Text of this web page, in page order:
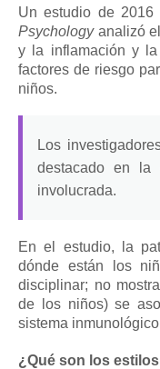
Un estudio de
Psychologyanalizó
y la inflamación y la
factores de riesgo
niños.
Los
destacado en la
involucrada.
En el estudio, la
dónde están los
disciplinar; no
de los niños) se
sistema
¿Qué son los